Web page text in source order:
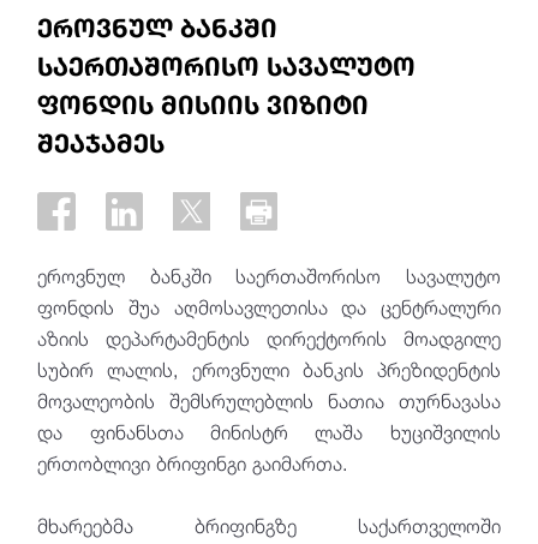
ეროვნულ ბანკში
საერთაშორისო სავალუტო
ფონდის მისიის ვიზიტი
შეაჯამეს
ეროვნულ ბანკში საერთაშორისო სავალუტო
ფონდის შუა აღმოსავლეთისა და ცენტრალური
აზიის დეპარტამენტის დირექტორის მოადგილე
სუბირ ლალის, ეროვნული ბანკის პრეზიდენტის
მოვალეობის შემსრულებლის ნათია თურნავასა
და ფინანსთა მინისტრ ლაშა ხუციშვილის
ერთობლივი ბრიფინგი გაიმართა.
მხარეებმა ბრიფინგზე საქართველოში